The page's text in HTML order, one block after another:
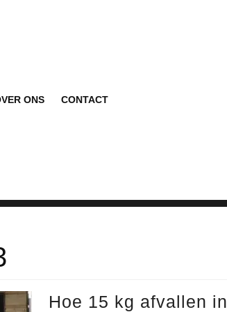
ONS CONTACT
Hoe 15 kg afvallen in